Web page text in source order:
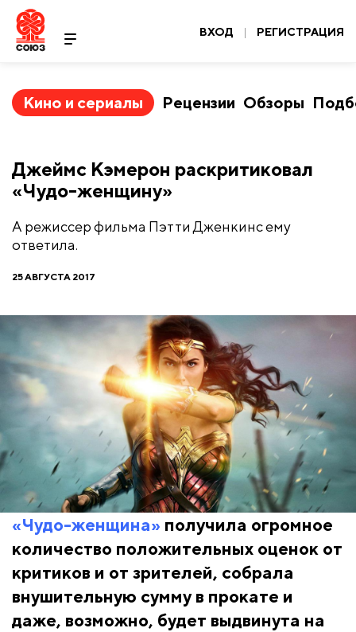
ВХОД | РЕГИСТРАЦИЯ
Кино и сериалы Рецензии Обзоры
Джеймс Кэмерон раскритиковал
«Чудо-женщину»
А режиссер фильма Пэтти Дженкинс ему
ответила.
25 АВГУСТА 2017
«Чудо-женщина» получила огромное
количество положительных оценок от
критиков и от зрителей, собрала
внушительную сумму в прокате и
даже, возможно, будет выдвинута на